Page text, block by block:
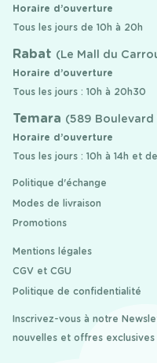
Horaire d’ouverture
Tous les jours de 10h à 20h
Rabat (Le Mall du
Horaire d’ouverture
Tous les jours : 10h à 20h30
Temara (589 Boulevard
Horaire d’ouverture
Tous les jours : 10h à 14h et
Politique d'échange
Modes de livraison
Promotions
Mentions légales
CGV et CGU
Politique de confidentialité
Inscrivez-vous à notre
nouvelles et offres exclusives